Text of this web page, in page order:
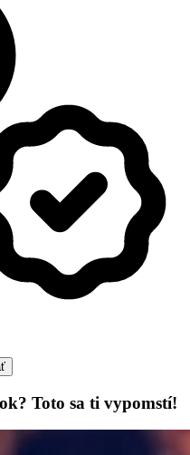
Toto sa ti vypomstí!